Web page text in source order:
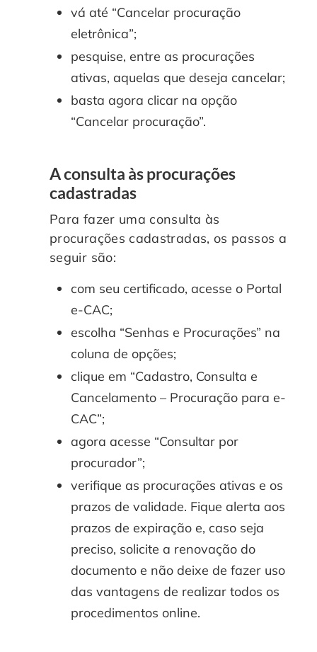
vá até “Cancelar procuração
eletrônica”;
pesquise, entre as procurações
ativas, aquelas que deseja cancelar;
basta agora clicar na opção
“Cancelar procuração”.
A consulta às procurações
cadastradas
Para fazer uma consulta às
procurações cadastradas, os passos a
seguir são:
com seu certificado, acesse o Portal
e-CAC;
escolha “Senhas e Procurações” na
coluna de opções;
clique em “Cadastro, Consulta e
Cancelamento – Procuração para e-
CAC”;
agora acesse “Consultar por
procurador”;
verifique as procurações ativas e os
prazos de validade. Fique alerta aos
prazos de expiração e, caso seja
preciso, solicite a renovação do
documento e não deixe de fazer uso
das vantagens de realizar todos os
procedimentos online.